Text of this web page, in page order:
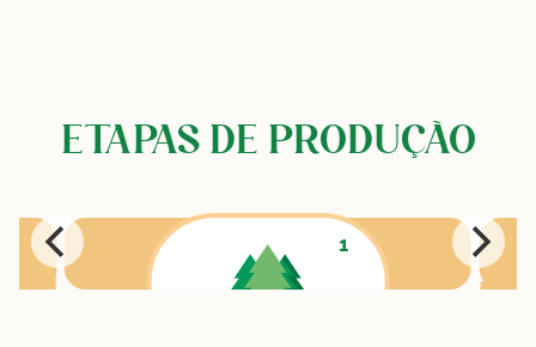
ETAPAS DE PRODUÇÃO
1